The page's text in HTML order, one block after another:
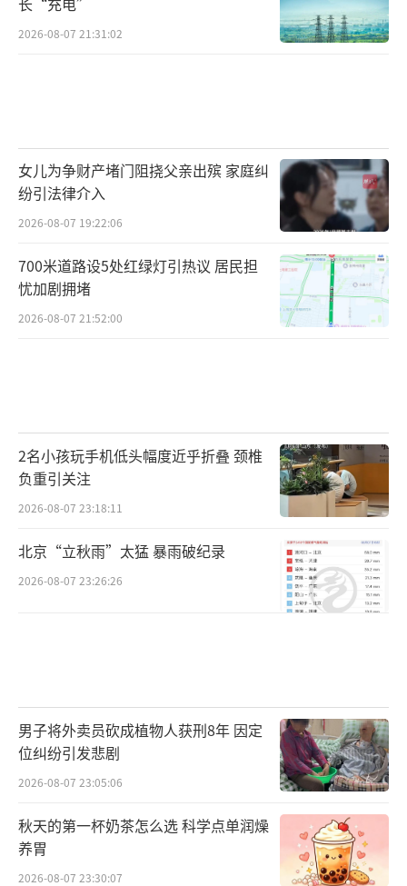
2026-08-07 21:31:02
女儿为争财产堵门阻挠父亲出殡 家庭纠
纷引法律介入
2026-08-07 19:22:06
700米道路设5处红绿灯引热议 居民担
忧加剧拥堵
2026-08-07 21:52:00
2名小孩玩手机低头幅度近乎折叠 颈椎
负重引关注
2026-08-07 23:18:11
北京“立秋雨”太猛 暴雨破纪录
2026-08-07 23:26:26
男子将外卖员砍成植物人获刑8年 因定
位纠纷引发悲剧
2026-08-07 23:05:06
秋天的第一杯奶茶怎么选 科学点单润燥
养胃
2026-08-07 23:30:07